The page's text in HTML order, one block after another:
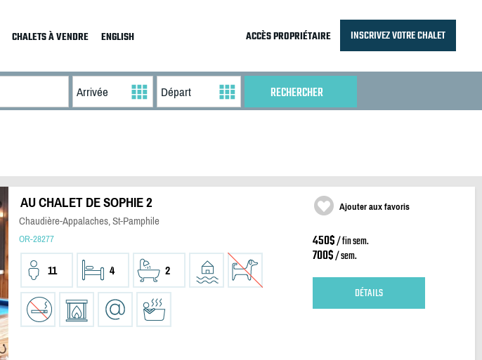
CHALETS À VENDRE ENGLISH ACCÈS PROPRIÉTAIRE INSCRIVEZ VOTRE CHALET
AU CHALET DE SOPHIE 2
Chaudière-Appalaches, St-Pamphile
OR-28277
11 4 2
Ajouter aux favoris
450$/ fin sem.
700$/ sem.
DÉTAILS